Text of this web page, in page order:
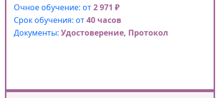
Очное обучение: от2 971 ₽
Срок обучения: от40 часов
Документы: Удостоверение, Протокол